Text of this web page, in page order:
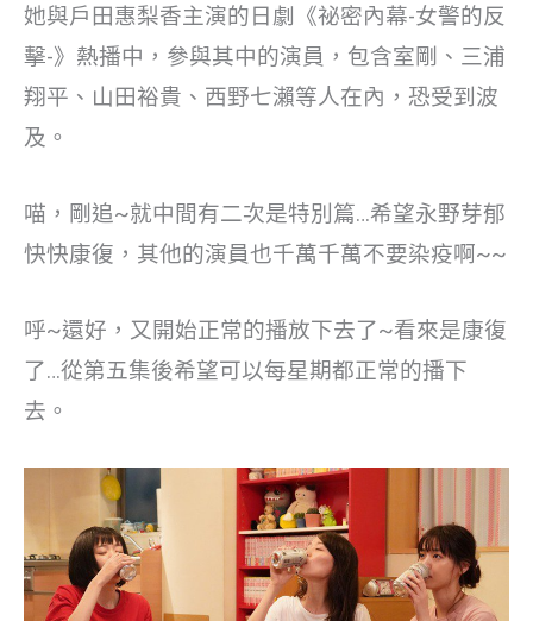
她與戶田惠梨香主演的日劇《祕密內幕-女警的反
擊-》熱播中，參與其中的演員，包含室剛、三浦
翔平、山田裕貴、西野七瀨等人在內，恐受到波
及。
喵，剛追~就中間有二次是特別篇…希望永野芽郁
快快康復，其他的演員也千萬千萬不要染疫啊~~
呼~還好，又開始正常的播放下去了~看來是康復
了…從第五集後希望可以每星期都正常的播下
去。